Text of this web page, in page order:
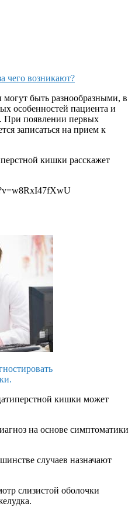
чего возникают?
быть разнообразными, в
особенностей пациента и
При появлении первых
записаться на прием к
кишки расскажет
кишки может
на основе симптоматики
случаев назначают
слизистой оболочки